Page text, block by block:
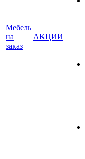
Мебель
на
заказ
АКЦИИ